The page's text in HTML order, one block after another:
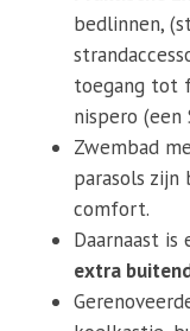
bedlinnen,
toegang tot
nispero (een
Zwembad
parasols
comfort.
Daarnaast is
extra